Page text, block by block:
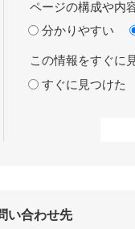
ページの構成や内
分かりやすい
この情報をすぐに
すぐに見つけた
い合わせ先